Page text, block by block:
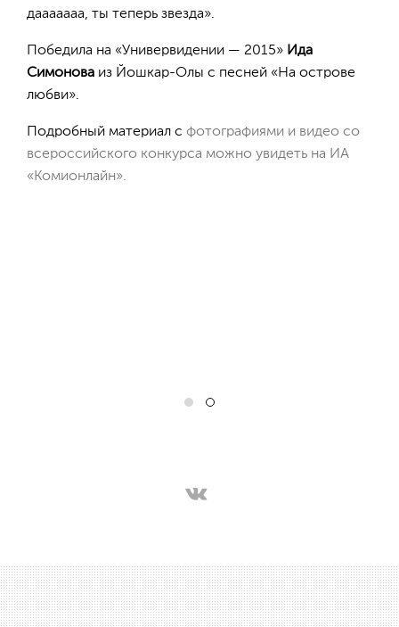
дааааааа, ты теперь звезда».
Победила на «Универвидении — 2015» Ида
Симонова из Йошкар-Олы с песней «На острове
любви».
Подробный материал с фотографиями и видео со
всероссийского конкурса можно увидеть на ИА
«Комионлайн».